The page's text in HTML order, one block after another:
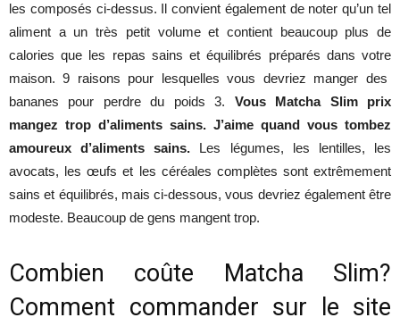
les composés ci-dessus. Ilconvient égalementde noter qu’un tel
aliment a un très petit volumeet contient beaucoupplus de
calories que les repas sains etéquilibrés préparés dans votre
maison. 9 raisons pour lesquelles vous devriez manger des
bananes
pour perdre du poids 3. Vous Matcha Slim prix
mangez trop d’aliments sains. J’aime quand vous tombez
amoureux d’aliments sains. Les légumes, les lentilles, les
avocats, les œufs et les céréales complètes sont extrêmement
sains et équilibrés, mais ci-dessous, vous devriez également être
modeste. Beaucoup de gens mangent trop.
Combien coûte Matcha Slim?
Comment commander sur le site